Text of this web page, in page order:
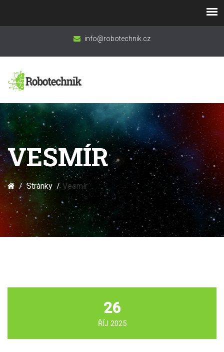
info@robotechnik.cz
VESMÍR
Stránky Vesmír
26
ŘÍJ 2025